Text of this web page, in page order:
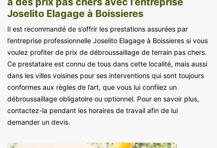
Joselito Elagage à Boissieres
Il est recommandé de s’offrir les prestations assurées par
l’entreprise professionnelle Joselito Elagage à Boissieres si vous
voulez profiter de prix de débroussaillage de terrain pas chers.
Ce prestataire est connu de tous dans cette localité, mais aussi
dans les villes voisines pour ses interventions qui sont toujours
conformes aux règles de l’art, que vous lui confiiez un
débroussaillage obligatoire ou optionnel. Pour en savoir plus,
contactez-la pendant les horaires de travail afin de lui
demander un devis.